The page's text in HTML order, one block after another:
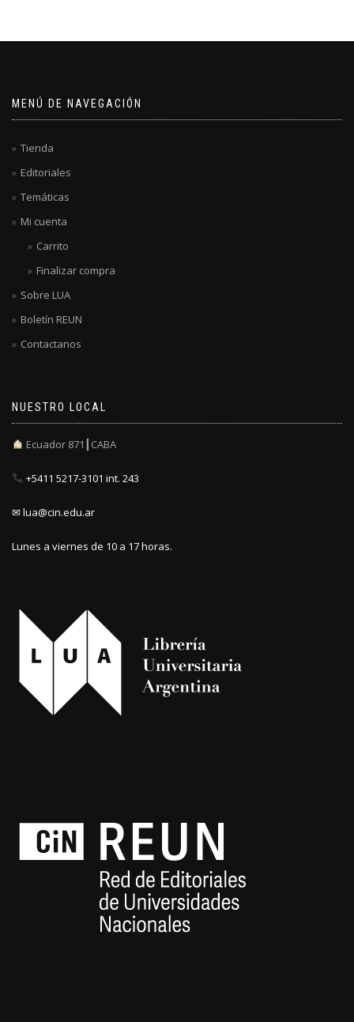
MENÚ DE NAVEGACIÓN
Tienda
Editoriales
Temáticas
Mi cuenta
Carrito
Finalizar compra
Sobre LUA
Boletín REUN
Contactanos
NUESTRO LOCAL
Ecuador 871┃CABA
+5411 5217-3101 int. 243
✉ lua@cin.edu.ar
Lunes a viernes de 10 a 17 horas.